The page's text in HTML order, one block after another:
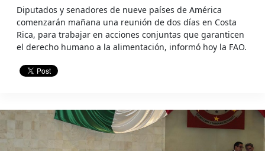
Diputados y senadores de nueve países de América
comenzarán mañana una reunión de dos días en Costa
Rica, para trabajar en acciones conjuntas que garanticen
el derecho humano a la alimentación, informó hoy la FAO.